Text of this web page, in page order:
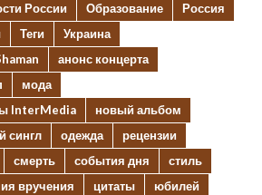
России Образование
Россия
Теги
Украина
анонс концерта
мода
InterMedia
новый альбом
сингл одежда
рецензии
смерть события дня
стиль
вручения цитаты юбилей